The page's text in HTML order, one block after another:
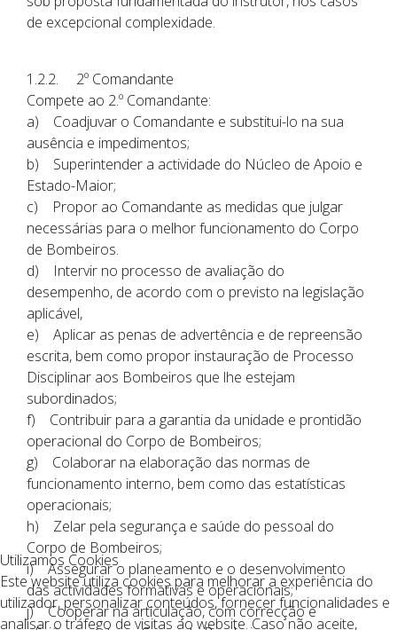
de excepcional complexidade.
1.2.2. 2º Comandante
Compete ao 2.º Comandante:
a) Coadjuvar o Comandante e substitui-lo na sua
ausência e impedimentos;
b) Superintender a actividade do Núcleo de Apoio e
Estado-Maior;
c) Propor ao Comandante as medidas que julgar
necessárias para o melhor funcionamento do Corpo
de Bombeiros.
d) Intervir no processo de avaliação do
desempenho, de acordo com o previsto na legislação
aplicável,
e) Aplicar as penas de advertência e de repreensão
escrita, bem como propor instauração de Processo
Disciplinar aos Bombeiros que lhe estejam
subordinados;
f) Contribuir para a garantia da unidade e prontidão
operacional do Corpo de Bombeiros;
g) Colaborar na elaboração das normas de
funcionamento interno, bem como das estatísticas
operacionais;
h) Zelar pela segurança e saúde do pessoal do
Corpo de Bombeiros;
i) Assegurar o planeamento e o desenvolvimento
das actividades formativas e operacionais;
j) Cooperar na articulação, com correcção e
Utilizamos Cookies
Este website utiliza cookies para melhorar a experiência do
utilizador, personalizar conteúdos, fornecer funcionalidades e
analisar o tráfego de visitas ao website. Caso não aceite,